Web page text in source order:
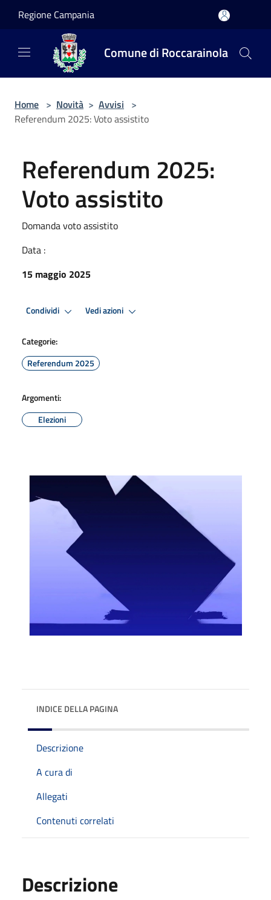
Regione Campania
Comune di Roccarainola
Home > Novità > Avvisi >
Referendum 2025: Voto assistito
Referendum 2025:
Voto assistito
Domanda voto assistito
Data :
15 maggio 2025
Condividi Vedi azioni
Categorie:
Referendum 2025
Argomenti:
Elezioni
INDICE DELLA PAGINA
Descrizione
A cura di
Allegati
Contenuti correlati
Descrizione